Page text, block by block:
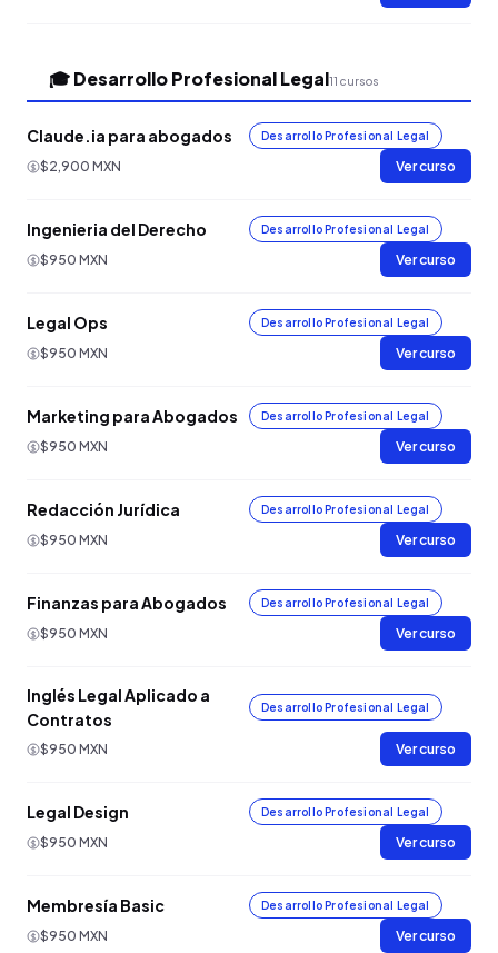
🎓 Desarrollo Profesional Legal11 cursos
Claude.ia para abogados Desarrollo Profesional Legal
$2,900 MXN Ver curso
Ingenieria del Derecho Desarrollo Profesional Legal
$950 MXN Ver curso
Legal Ops Desarrollo Profesional Legal
$950 MXN Ver curso
Marketing para Abogados Desarrollo Profesional Legal
$950 MXN Ver curso
Redacción Jurídica Desarrollo Profesional Legal
$950 MXN Ver curso
Finanzas para Abogados Desarrollo Profesional Legal
$950 MXN Ver curso
Inglés Legal Aplicado a
Contratos
Desarrollo Profesional Legal
$950 MXN Ver curso
Legal Design Desarrollo Profesional Legal
$950 MXN Ver curso
Membresía Basic Desarrollo Profesional Legal
$950 MXN Ver curso